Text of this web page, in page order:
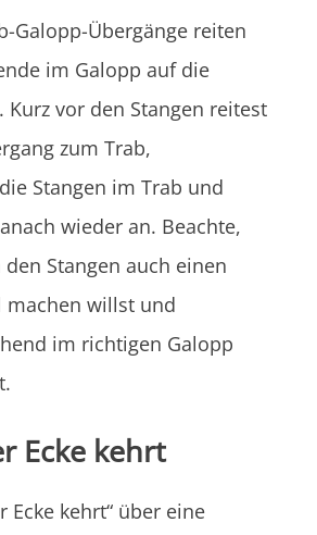
Galopp-Übergänge reiten
im Galopp auf die
vor den Stangen reitest
zum Trab,
Stangen im Trab und
wieder an. Beachte,
Stangen auch einen
machen willst und
im richtigen Galopp
Ecke kehrt
Ecke kehrt“ über eine